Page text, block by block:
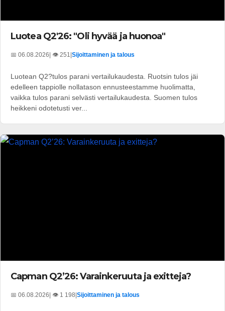
Luotea Q2'26: "Oli hyvää ja huonoa"
📅 06.08.2026| 👁️ 251 |Sijoittaminen ja talous
Luotean Q2?tulos parani vertailukaudesta. Ruotsin tulos jäi
edelleen tappiolle nollatason ennusteestamme huolimatta,
vaikka tulos parani selvästi vertailukaudesta. Suomen tulos
heikkeni odotetusti ver...
Capman Q2’26: Varainkeruuta ja exitteja?
📅 06.08.2026| 👁️ 1 198|Sijoittaminen ja talous